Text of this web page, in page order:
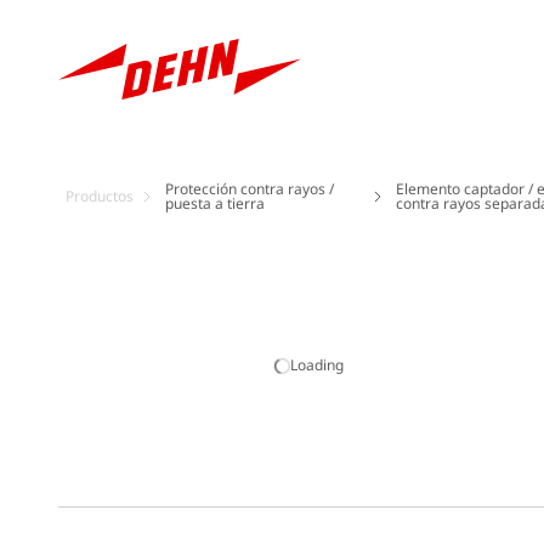
Productos Protección contra rayos /
puesta a tierra
Elemento captador /
contra rayos
Loading